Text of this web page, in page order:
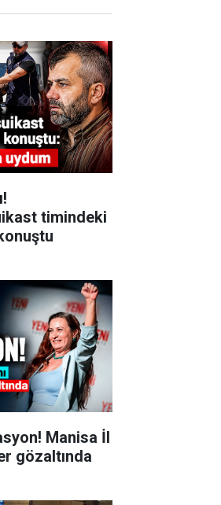
timindeki
Manisa İl
gözaltında